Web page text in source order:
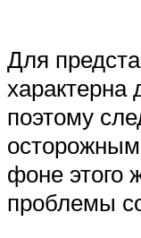
Для
характерна
поэтому
фоне этого
проблемы